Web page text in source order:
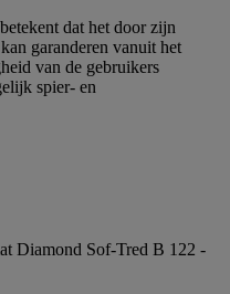
dat het door zijn
garanderen vanuit het
van de gebruikers
spier- en
Diamond Sof-Tred B 122 -